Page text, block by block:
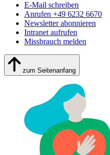
E-Mail schreiben
Anrufen +49 6232 6670
Newsletter abonnieren
Intranet aufrufen
Missbrauch melden
zum Seitenanfang